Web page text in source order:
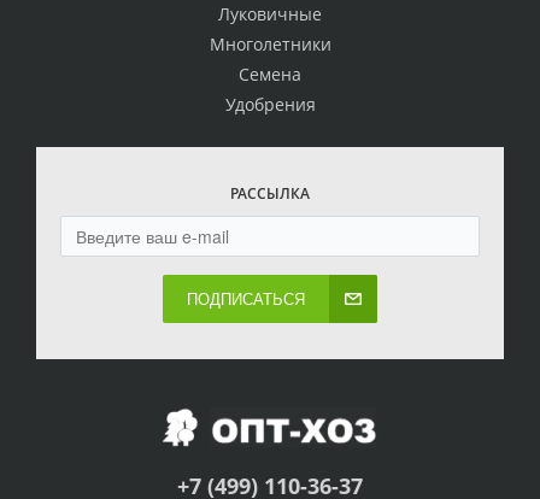
Луковичные
Многолетники
Семена
Удобрения
РАССЫЛКА
ПОДПИСАТЬСЯ
+7 (499) 110-36-37